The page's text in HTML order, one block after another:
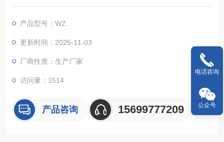
操作，是目前市场上Z高科技的实验室反应设备，也是中国目前*
更适合您的实验室反应器，全自动高压反应釜，自动升降，智能
控制，目前市场上Z高科技的微型高压反应釜。
产品型号：WZ
更新时间：2025-11-03
厂商性质：生产厂家
访问量：1514
产品咨询 15699777209
电话咨询
公众号